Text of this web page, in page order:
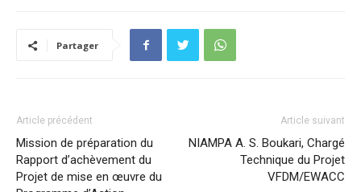
Partager
Article précédent
Mission de préparation du
Rapport d’achèvement du
Projet de mise en œuvre du
Article suivant
NIAMPA A. S. Boukari, Chargé
Technique du Projet
VFDM/EWACC